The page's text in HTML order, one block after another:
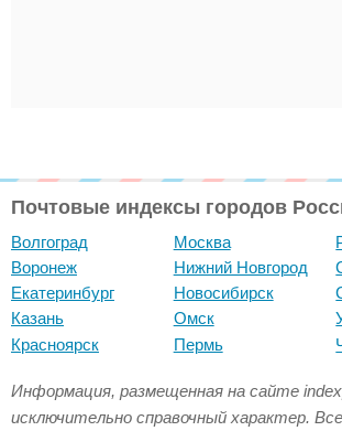
Почтовые индексы городов
Волгоград
Воронеж
Екатеринбург
Казань
Красноярск
Москва
Нижний Новгород
Новосибирск
Омск
Пермь
Информация, размещенная на сайте
исключительно справочный характер.